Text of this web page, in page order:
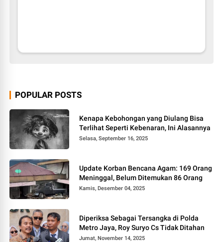
POPULAR POSTS
Kenapa Kebohongan yang Diulang Bisa
Terlihat Seperti Kebenaran, Ini Alasannya
Selasa, September 16, 2025
Update Korban Bencana Agam: 169 Orang
Meninggal, Belum Ditemukan 86 Orang
Kamis, Desember 04, 2025
Diperiksa Sebagai Tersangka di Polda
Metro Jaya, Roy Suryo Cs Tidak Ditahan
Jumat, November 14, 2025